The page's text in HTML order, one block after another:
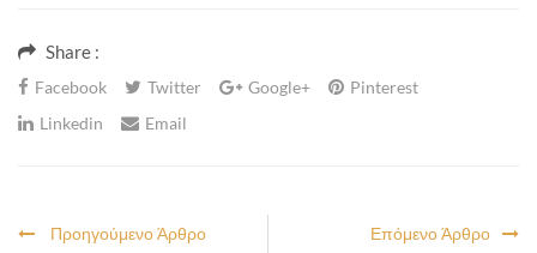
Share :
Facebook Twitter Google+
Pinterest
Linkedin
Email
Επόμενο Άρθρο
Προηγούμενο Άρθρο